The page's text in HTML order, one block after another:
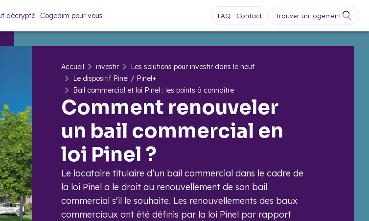
décrypté Cogedim pour vous FAQ Contact Trouver un logement
Accueil investir
Les solutions pour investir dans le neuf
Le dispositif Pinel / Pinel+
Bail commercial et loi Pinel : les points à connaître
Comment renouveler
un bail commercial en
loi Pinel ?
Le locataire titulaire d’un bail commercial dans le cadre de
la loi Pinel a le droit au renouvellement de son bail
commercial s'il le souhaite. Les renouvellements des baux
commerciaux ont été définis par la loi Pinel par rapport